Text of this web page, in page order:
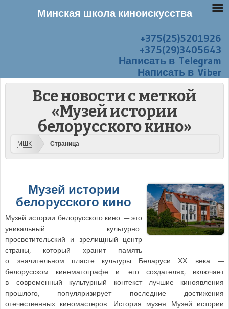
+375(25)5201926
+375(29)3405643
Написать в Telegram
Написать в Viber
Все новости с меткой
«Музей истории
белорусского кино»
МШК Страница
Музей истории
белорусского кино
Музей истории белорусского кино — это
уникальный культурно-
просветительский и зрелищный центр
страны, который хранит память
о значительном пласте культуры Беларуси ХХ века —
белорусском кинематографе и его создателях, включает
в современный культурный контекст лучшие киноявления
прошлого, популяризирует последние достижения
отечественных киномастеров. История музея Музей истории
Минская школа киноискусства